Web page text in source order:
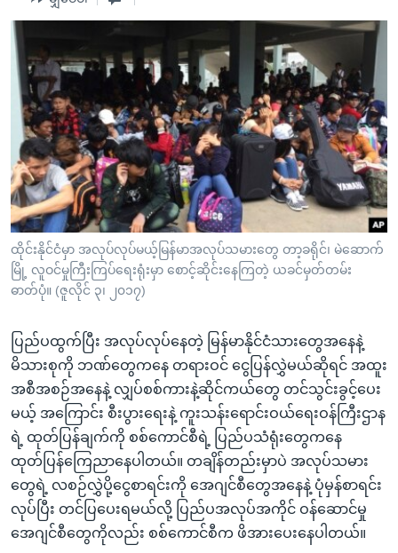
ကျော်
ကြည့်
ပင်မ
ညွန်း
စာမျက်နှာ
သို့
ကျော်
ကြည့်
ရန်
ရှာဖွေ
နေရာ
သို့
ကျော်
ရန်
အစ္စရေး-ပါလက်စတိုင်း
အင်္ဂလိပ်စာလေ့လာမယ်
မကြေးမုံရဲ့ အင်္ဂလိပ်စာ
ရုပ်ရှင်ထဲက အင်္ဂလိပ်စာ
သုတပဒေသာ အင်္ဂလိပ်စာ
အပတ်စဉ်ကဏ္ဍများ
ရေဒီယို
တီဗွီ
ရေဒီယိုနှင့်ရုပ်သံ အချက်အလက်များ
ရေဒီယို/တီဗွီအစီအစဉ်
Learning English
ဗွီအိုအေ လူမှုကွန်ယက်များ
ဘာသာစကားများ
ထိုင်းနိုင်ငံမှာ အလုပ်လုပ်မယ့်မြန်မာအလုပ်သမားတွေ တာ့ခရိုင်၊ မဲဆောက်
မြို့ လူဝင်မှုကြီးကြပ်ရေးရုံးမှာ စောင့်ဆိုင်းနေကြတဲ့ ယခင်မှတ်တမ်း
ဓာတ်ပုံ။ (ဇူလိုင် ၃၊ ၂၀၁၇)
ပြည်ပထွက်ပြီး အလုပ်လုပ်နေတဲ့ မြန်မာနိုင်ငံသားတွေအနေနဲ့
မိသားစုကို ဘဏ်တွေကနေ တရားဝင် ငွေပြန်လွှဲမယ်ဆိုရင် အထူး
အစီအစဉ်အနေနဲ့ လျှပ်စစ်ကားနဲ့ဆိုင်ကယ်တွေ တင်သွင်းခွင့်ပေး
မယ့် အကြောင်း စီးပွားရေးနဲ့ ကူးသန်းရောင်းဝယ်ရေးဝန်ကြီးဌာန
ရဲ့ ထုတ်ပြန်ချက်ကို စစ်ကောင်စီရဲ့ ပြည်ပသံရုံးတွေကနေ
ထုတ်ပြန်ကြေညာနေပါတယ်။ တချိန်တည်းမှာပဲ အလုပ်သမား
တွေရဲ့ လစဉ်လွှဲပို့ငွေစာရင်းကို အေဂျင်စီတွေအနေနဲ့ ပုံမှန်စာရင်း
လုပ်ပြီး တင်ပြပေးရမယ်လို့ ပြည်ပအလုပ်အကိုင် ဝန်ဆောင်မှု
အေဂျင်စီတွေကိုလည်း စစ်ကောင်စီက ဖိအားပေးနေပါတယ်။